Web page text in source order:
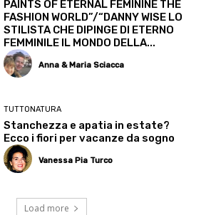
PAINTS OF ETERNAL FEMININE THE
FASHION WORLD”/“DANNY WISE LO
STILISTA CHE DIPINGE DI ETERNO
FEMMINILE IL MONDO DELLA...
Anna & Maria Sciacca
TUTTONATURA
Stanchezza e apatia in estate?
Ecco i fiori per vacanze da sogno
Vanessa Pia Turco
Load more